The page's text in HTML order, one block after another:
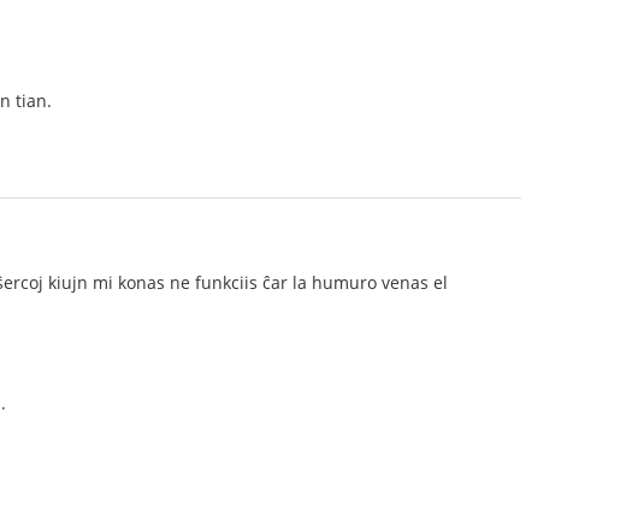
tian.
kiujn mi konas ne funkciis ĉar la humuro venas el